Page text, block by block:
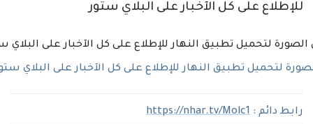
للإطلاع على كل الآخبار على البلاي ستور
لتحميل تطبيق النهار للإطلاع على كل الآخبار على البلاي
رابط دائم : https://nhar.tv/Molc1